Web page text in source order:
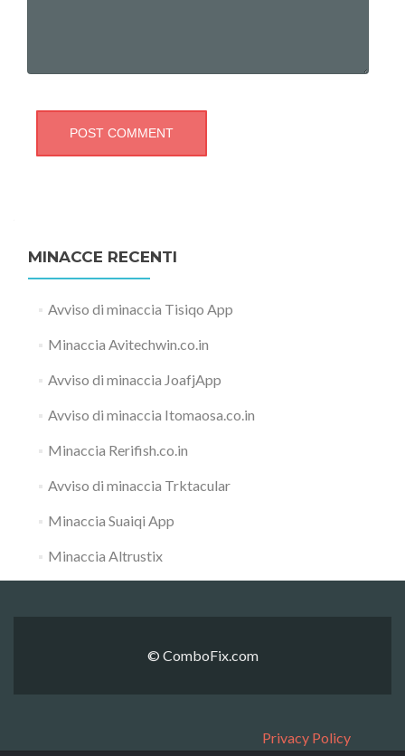
MINACCE RECENTI
Avviso di minaccia Tisiqo App
Minaccia Avitechwin.co.in
Avviso di minaccia JoafjApp
Avviso di minaccia Itomaosa.co.in
Minaccia Rerifish.co.in
Avviso di minaccia Trktacular
Minaccia Suaiqi App
Minaccia Altrustix
© ComboFix.com
Privacy Policy